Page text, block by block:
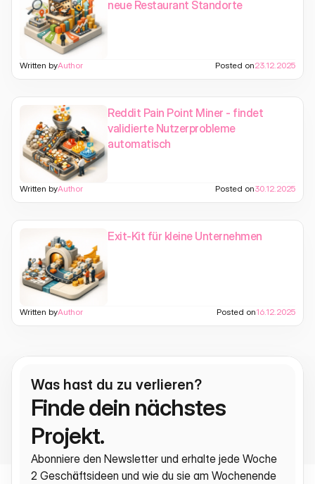
neue Restaurant Standorte
Written byAuthor Posted on23.12.2025
Reddit Pain Point Miner - findet
validierte Nutzerprobleme
automatisch
Written byAuthor Posted on30.12.2025
Exit-Kit für kleine Unternehmen
Written byAuthor Posted on16.12.2025
Was hast du zu verlieren?
Finde dein nächstes
Projekt.
Abonniere den Newsletter und erhalte jede Woche
2 Geschäftsideen und wie du sie am Wochenende